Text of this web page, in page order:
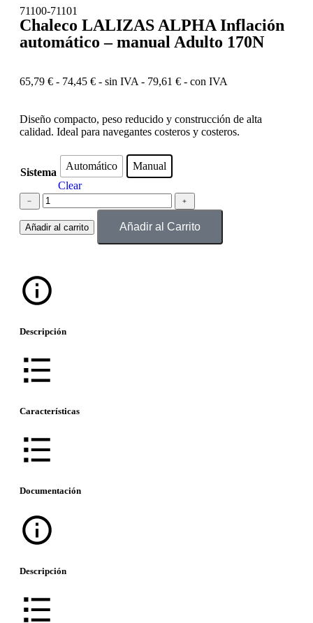
71100-71101
Chaleco LALIZAS ALPHA Inflación
automático – manual Adulto 170N
65,79 € - 74,45 € - sin IVA - 79,61 € - con IVA
Diseño compacto, peso reducido y construcción de alta
calidad. Ideal para navegantes costeros y costeros.
Sistema
Automático
Manual
Clear
﹣ ﹢
Añadir al carrito Añadir al Carrito
Descripción
Características
Documentación
Descripción